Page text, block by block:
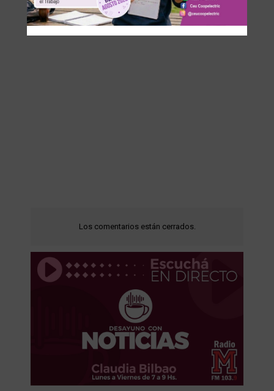
Los comentarios están cerrados.